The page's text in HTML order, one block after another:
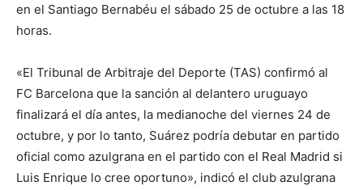
en el Santiago Bernabéu el sábado 25 de octubre a las 18
horas.
«El Tribunal de Arbitraje del Deporte (TAS) confirmó al
FC Barcelona que la sanción al delantero uruguayo
finalizará el día antes, la medianoche del viernes 24 de
octubre, y por lo tanto, Suárez podría debutar en partido
oficial como azulgrana en el partido con el Real Madrid si
Luis Enrique lo cree oportuno», indicó el club azulgrana